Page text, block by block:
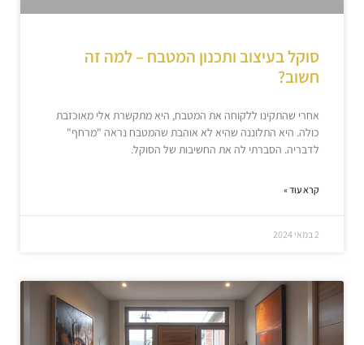
סוקל בעיצוב ותכנון המטבח – למה זה
חשוב?
אחרי שהתקינו ללקוחה את המטבח, היא מתקשרת אלי מאוכזבת
כולה. היא התלוננה שהיא לא אוהבת שהמטבח נראה "מרחף"
לדבריה. הסברתי לה את החשיבות של הסוקל.
קרא עוד »
2 במאי 2024